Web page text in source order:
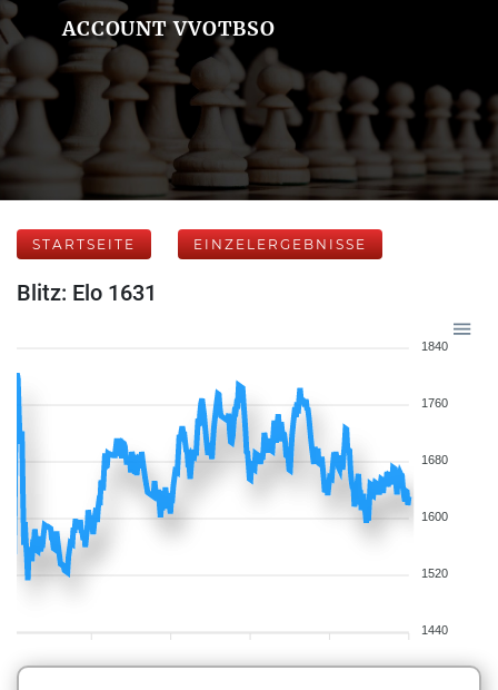
ACCOUNT VVOTBSO
STARTSEITE EINZELERGEBNISSE
Blitz: Elo 1631
1840
1760
1680
1600
1520
1440